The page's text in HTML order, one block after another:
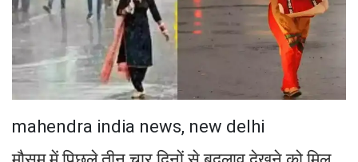
mahendra india news, new delhi